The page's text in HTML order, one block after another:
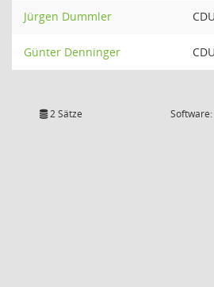
Jürgen Dummler CDU
Günter Denninger CDU
2 Sätze Software: